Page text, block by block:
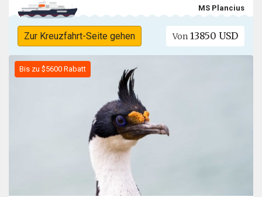
MS Plancius
Zur Kreuzfahrt-Seite gehen Von 13850 USD
Bis zu $5600 Rabatt